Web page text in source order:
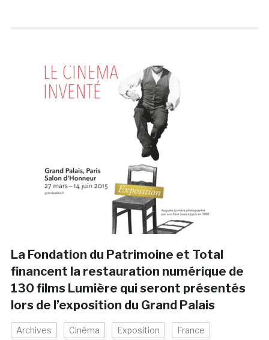
La Fondation du Patrimoine et Total
financent la restauration numérique de
130 films Lumière qui seront présentés
lors de l’exposition du Grand Palais
Archives Cinéma Exposition France